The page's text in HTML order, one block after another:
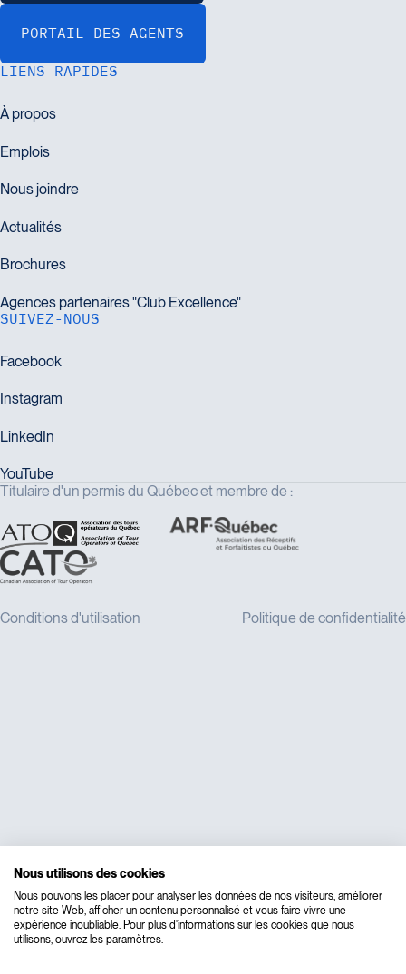
LIENS RAPIDES
SUIVEZ-NOUS
Titulaire d'un permis du Québec et membre de :
Nous utilisons des cookies
Nous pouvons les placer pour analyser les données de nos visiteurs, améliorer
notre site Web, afficher un contenu personnalisé et vous faire vivre une
expérience inoubliable. Pour plus d'informations sur les cookies que nous
utilisons, ouvrez les paramètres.